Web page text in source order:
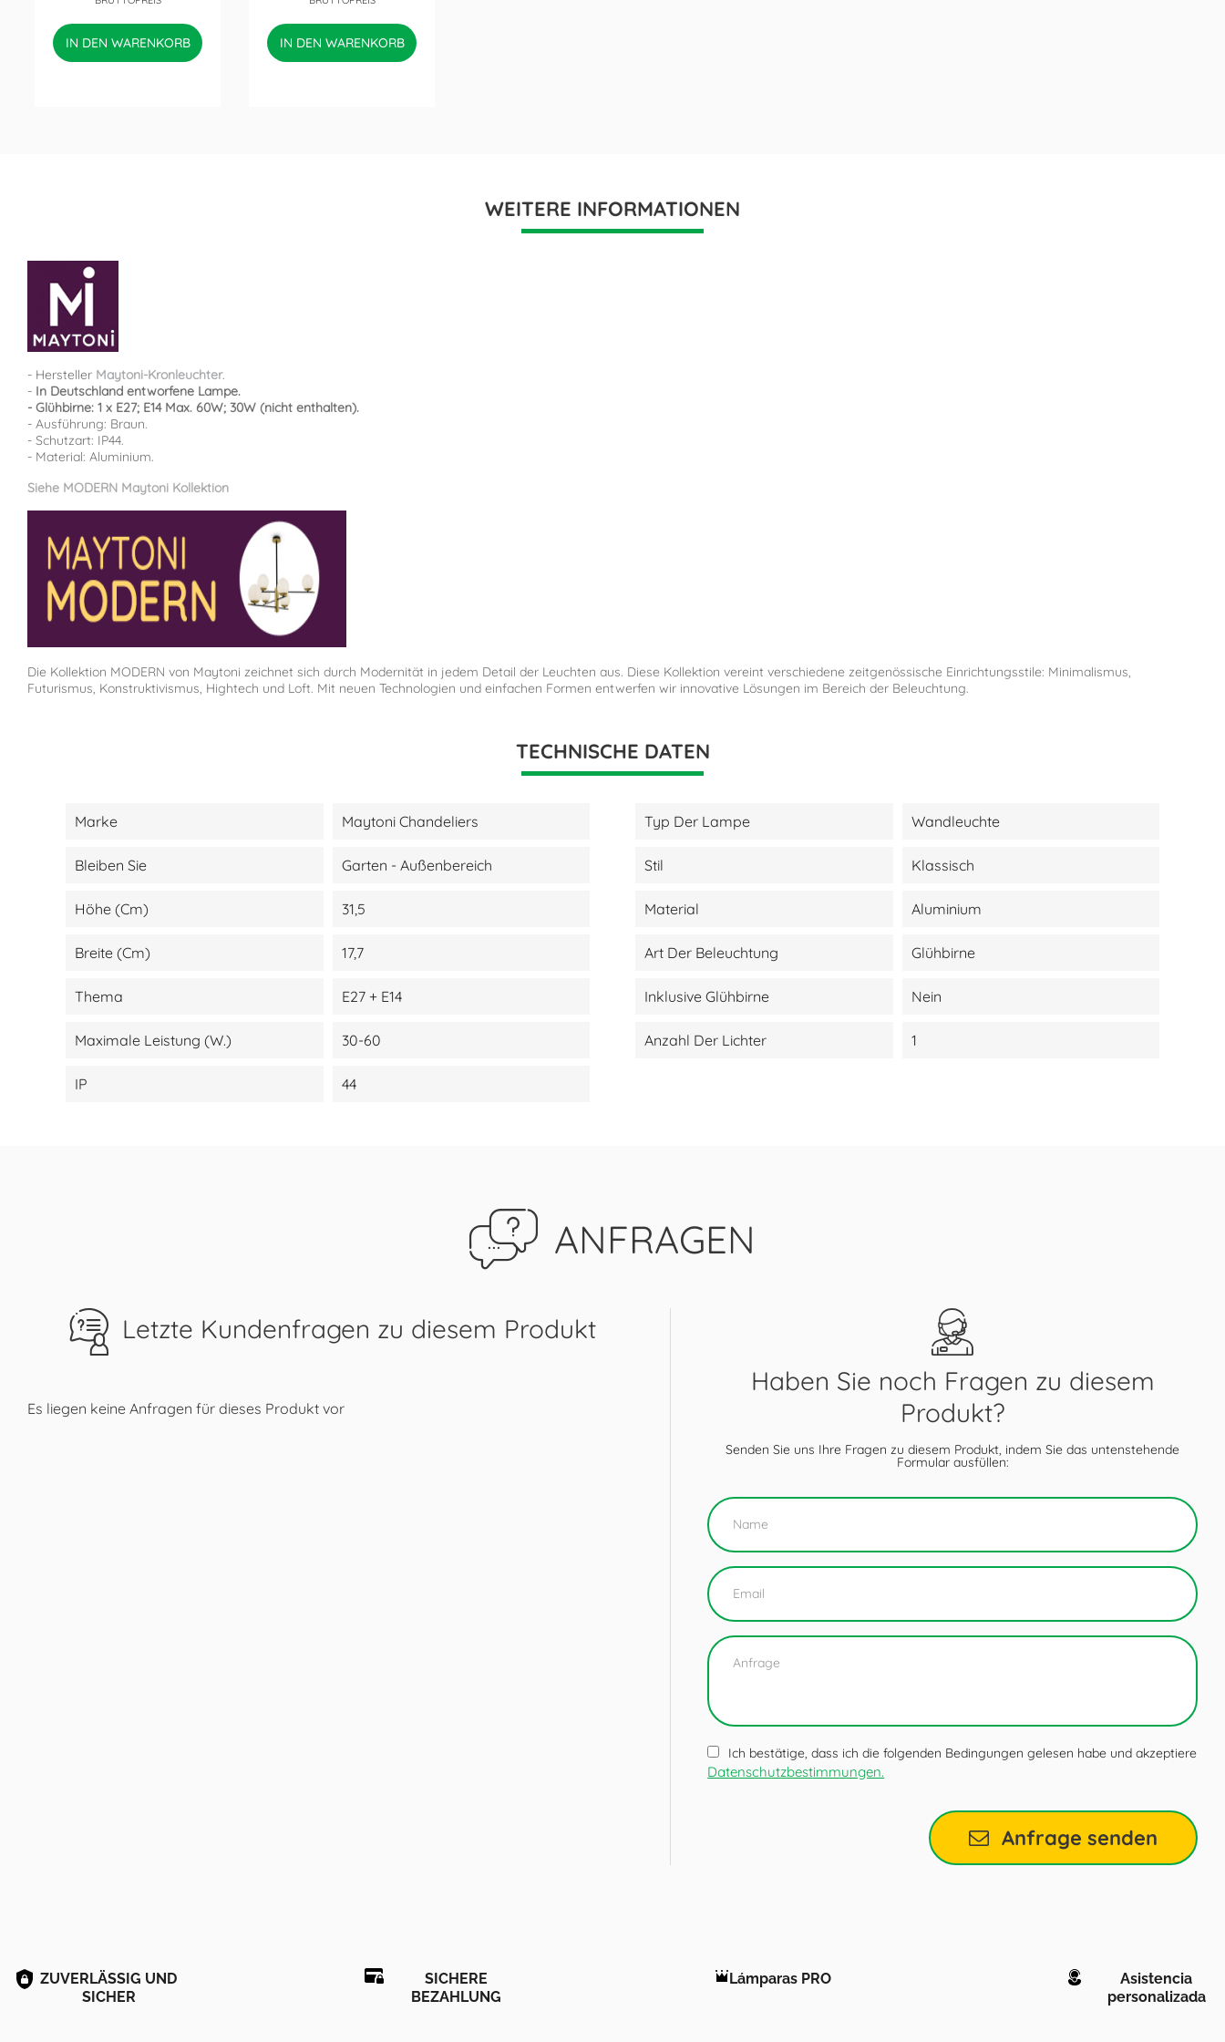
IN DEN WARENKORB IN DEN WARENKORB
WEITERE INFORMATIONEN
- Hersteller Maytoni-Kronleuchter.
- In Deutschland entworfene Lampe.
- Glühbirne: 1 x E27; E14 Max. 60W; 30W (nicht enthalten).
- Ausführung: Braun.
- Schutzart: IP44.
- Material: Aluminium.
Siehe MODERN Maytoni Kollektion
Die Kollektion MODERN von Maytoni zeichnet sich durch Modernität in jedem Detail der Leuchten aus. Diese Kollektion vereint verschiedene zeitgenössische Einrichtungsstile: Minimalismus,
Futurismus, Konstruktivismus, Hightech und Loft. Mit neuen Technologien und einfachen Formen entwerfen wir innovative Lösungen im Bereich der Beleuchtung.
TECHNISCHE DATEN
Marke Maytoni Chandeliers Typ Der Lampe Wandleuchte
Bleiben Sie Garten - Außenbereich Stil Klassisch
Höhe (cm) 31,5 Material Aluminium
Breite (cm) 17,7 Art Der Beleuchtung Glühbirne
Thema E27 + E14 Inklusive Glühbirne Nein
Maximale Leistung (W.) 30-60 Anzahl Der Lichter 1
IP 44
ANFRAGEN
Letzte Kundenfragen zu diesem Produkt
Es liegen keine Anfragen für dieses Produkt vor
Haben Sie noch Fragen zu diesem
Produkt?
Senden Sie uns Ihre Fragen zu diesem Produkt, indem Sie das untenstehende
Formular ausfüllen:
Ich bestätige, dass ich die folgenden Bedingungen gelesen habe und akzeptiere
Datenschutzbestimmungen.
Anfrage senden
ZUVERLÄSSIG UND
SICHER
SICHERE
BEZAHLUNG
Lámparas PRO
Asistencia
personalizada